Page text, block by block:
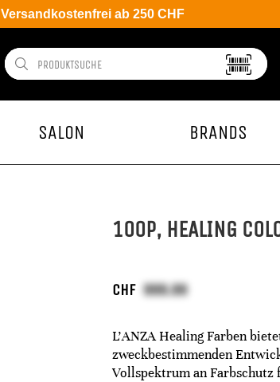
Versandkostenfrei ab 250 CHF
SALON BRANDS
100P, HEALING
CHF
L'ANZA Healing Farben
zweckbestimmenden
Vollspektrum an Farbschutz